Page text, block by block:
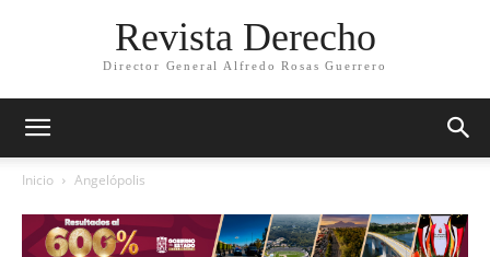
Revista Derecho
Director General Alfredo Rosas Guerrero
Inicio Angelópolis